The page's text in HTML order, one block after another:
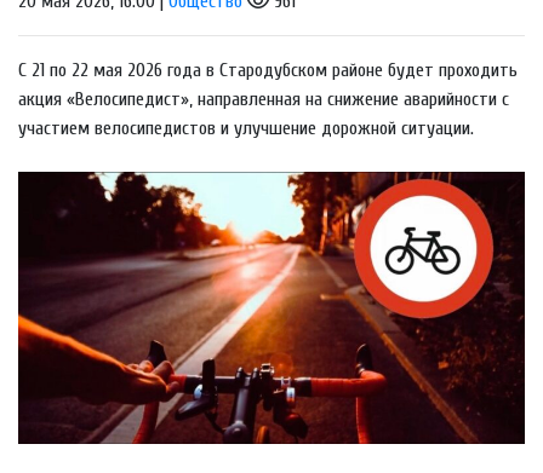
С 21 по 22 мая 2026 года в Стародубском районе будет проходить
акция «Велосипедист», направленная на снижение аварийности с
участием велосипедистов и улучшение дорожной ситуации.